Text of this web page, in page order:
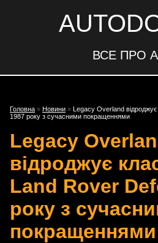
ВСЕ ПРО
Головна » Новини » Legacy Overland
1987 року з сучасними покращеннями
Legacy
відроджує
Land Rover
року з
покращеннями